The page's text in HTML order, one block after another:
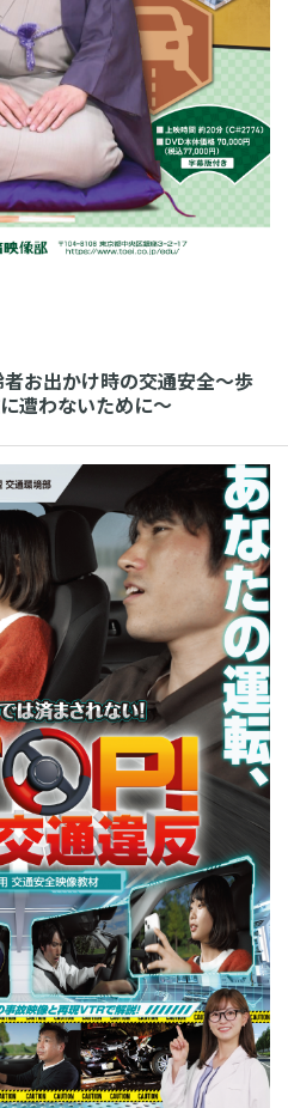
お出かけ時の交通安全～歩
遭わないために～